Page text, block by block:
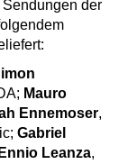
der
Mauro
Ennemoser,
Gabriel
Ennio Leanza,